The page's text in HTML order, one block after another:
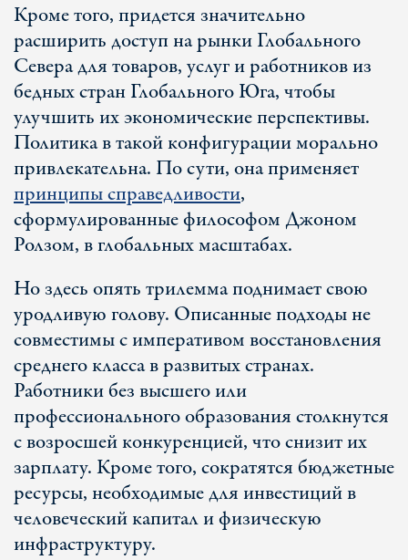
Кроме того, придется значительно
расширить доступ на рынки Глобального
Севера для товаров, услуг и работников из
бедных стран Глобального Юга, чтобы
улучшить их экономические перспективы.
Политика в такой конфигурации морально
привлекательна. По сути, она применяет
принципы справедливости,
сформулированные философом Джоном
Ролзом, в глобальных масштабах.
Но здесь опять трилемма поднимает свою
уродливую голову. Описанные подходы не
совместимы с императивом восстановления
среднего класса в развитых странах.
Работники без высшего или
профессионального образования столкнутся
с возросшей конкуренцией, что снизит их
зарплату. Кроме того, сократятся бюджетные
ресурсы, необходимые для инвестиций в
человеческий капитал и физическую
инфраструктуру.